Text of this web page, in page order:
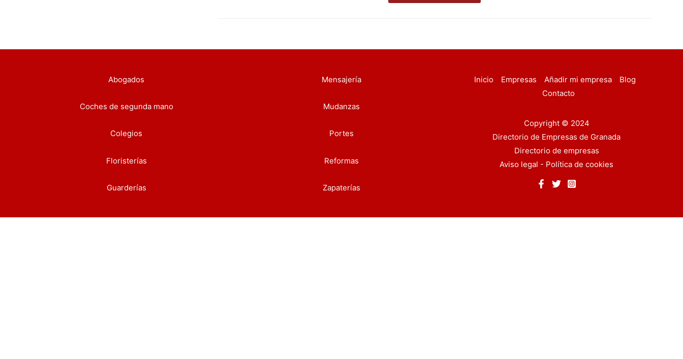
Abogados
Coches de segunda mano
Colegios
Floristerías
Guarderías
Mensajería
Mudanzas
Portes
Reformas
Zapaterías
Inicio Empresas Añadir mi empresa
Blog
Contacto
Copyright © 2024
Directorio de Empresas de Granada
Directorio de empresas
Aviso legal - Política de cookies